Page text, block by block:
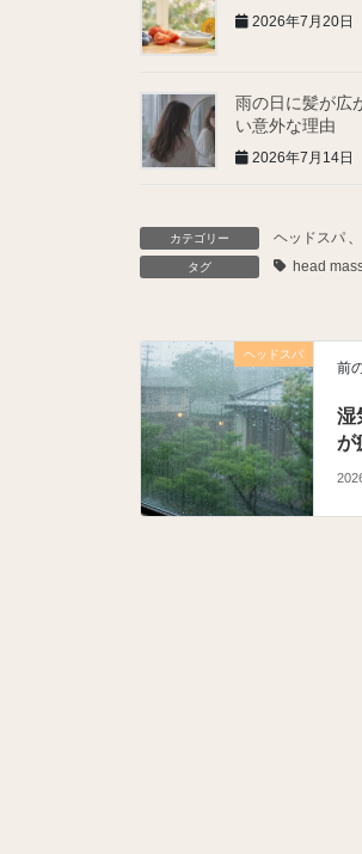
2026年7月20日
雨の日に髪が広
い意外な理由
2026年7月14日
カテゴリー ヘッドスパ 、
タグ head
ヘッドスパ
前
湿
が